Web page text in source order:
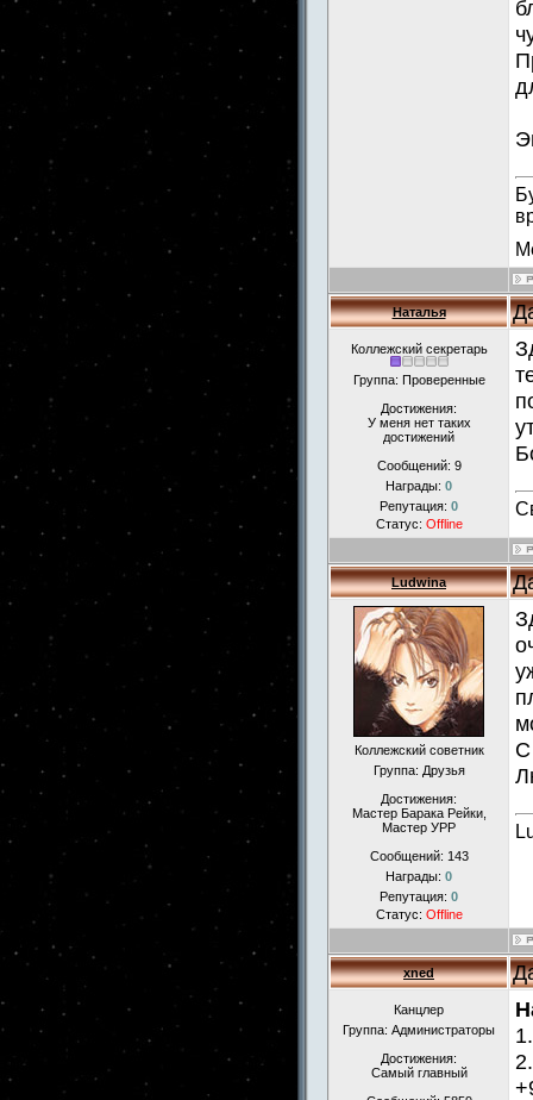
Наталья
Коллежский секретарь
Группа: Проверенные
Достижения:
У меня нет таких
достижений
Сообщений: 9
Награды: 0
Репутация: 0
Статус: Offline
Ludwina
Коллежский советник
Группа: Друзья
Достижения:
Мастер Барака Рейки,
Мастер УРР
Сообщений: 143
Награды: 0
Репутация: 0
Статус: Offline
С
xned
Канцлер
Группа: Администраторы
Достижения:
Самый главный